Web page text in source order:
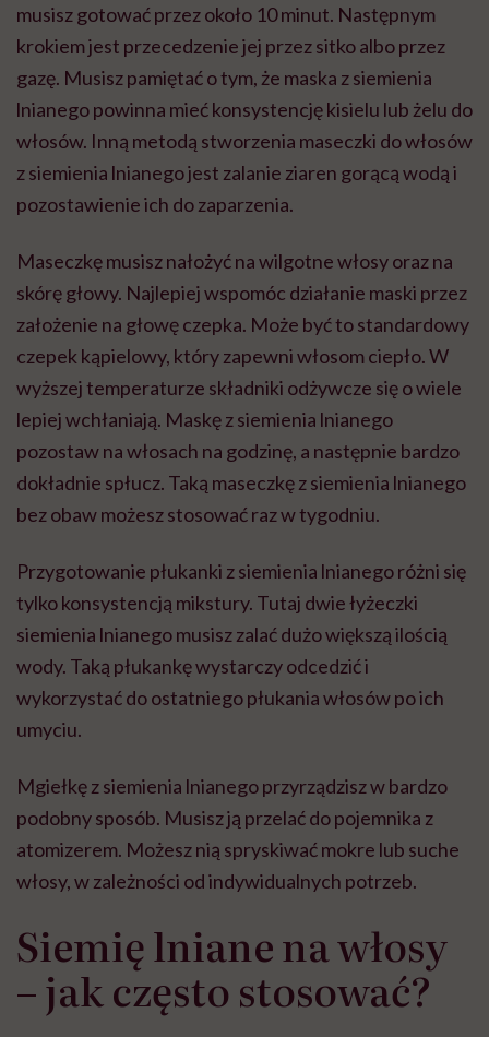
musisz gotować przez około 10 minut. Następnym
krokiem jest przecedzenie jej przez sitko albo przez
gazę. Musisz pamiętać o tym, że maska z siemienia
lnianego powinna mieć konsystencję kisielu lub żelu do
włosów. Inną metodą stworzenia maseczki do włosów
z siemienia lnianego jest zalanie ziaren gorącą wodą i
pozostawienie ich do zaparzenia.
Maseczkę musisz nałożyć na wilgotne włosy oraz na
skórę głowy. Najlepiej wspomóc działanie maski przez
założenie na głowę czepka. Może być to standardowy
czepek kąpielowy, który zapewni włosom ciepło. W
wyższej temperaturze składniki odżywcze się o wiele
lepiej wchłaniają. Maskę z siemienia lnianego
pozostaw na włosach na godzinę, a następnie bardzo
dokładnie spłucz. Taką maseczkę z siemienia lnianego
bez obaw możesz stosować raz w tygodniu.
Przygotowanie płukanki z siemienia lnianego różni się
tylko konsystencją mikstury. Tutaj dwie łyżeczki
siemienia lnianego musisz zalać dużo większą ilością
wody. Taką płukankę wystarczy odcedzić i
wykorzystać do ostatniego płukania włosów po ich
umyciu.
Mgiełkę z siemienia lnianego przyrządzisz w bardzo
podobny sposób. Musisz ją przelać do pojemnika z
atomizerem. Możesz nią spryskiwać mokre lub suche
włosy, w zależności od indywidualnych potrzeb.
Siemię lniane na włosy
– jak często stosować?